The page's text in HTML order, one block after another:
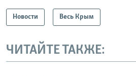
Новости Весь Крым
ЧИТАЙТЕ ТАКЖЕ: